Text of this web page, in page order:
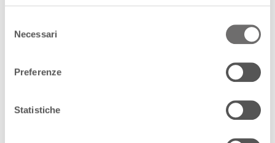
delNecessari
Preferenze
Statistiche
barocchi conaffreschi cinquecenteschiecopie di opere di